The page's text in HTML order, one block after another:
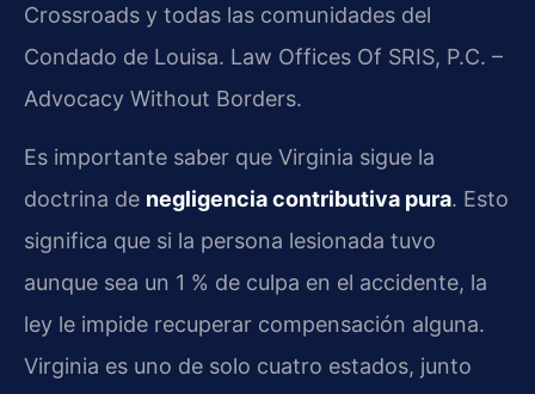
Crossroads y todas las comunidades del
Condado de Louisa. Law Offices Of SRIS, P.C. –
Advocacy Without Borders.
Es importante saber que Virginia sigue la
doctrina de negligencia contributiva pura. Esto
significa que si la persona lesionada tuvo
aunque sea un 1 % de culpa en el accidente, la
ley le impide recuperar compensación alguna.
Virginia es uno de solo cuatro estados, junto